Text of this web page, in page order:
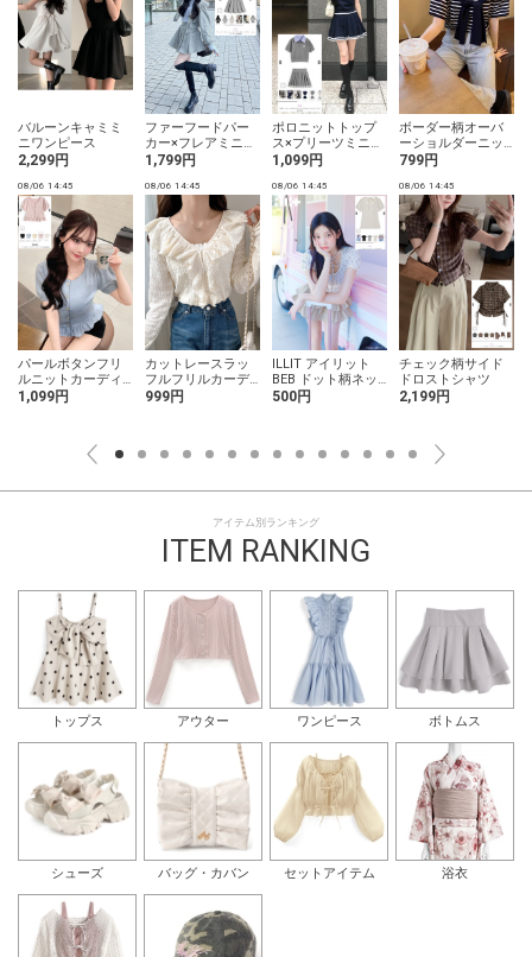
バルーンキャミミ
ニワンピース
2,299円
ファーフードパー
カー×フレアミニス
カートスウェット
1,799円
ポロニットトップ
ス×プリーツミニス
カートセットアッ
1,099円
ボーダー柄オーバ
ーショルダーニッ
トトップス
799円
08/06 14:45
パールボタンフリ
ルニットカーディ
ガン
1,099円
08/06 14:45
カットレースラッ
フルフリルカーデ
ィガン
999円
08/06 14:45
ILLIT アイリット
BEB ドット柄ネッ
クリボントップス
500円
08/06 14:45
チェック柄サイド
ドロストシャツ
2,199円
アイテム別ランキング
ITEM RANKING
トップス アウター ワンピース ボトムス
シューズ バッグ・カバン セットアイテム 浴衣